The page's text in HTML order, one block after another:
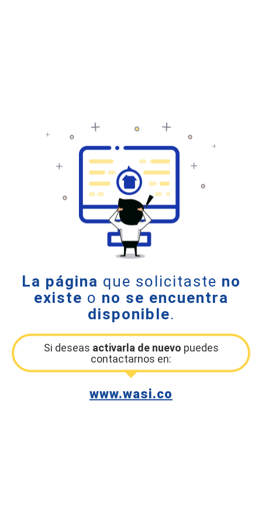
La página que solicitaste no
existe o no se encuentra
disponible.
Si deseas activarla de nuevo puedes
contactarnos en:
www.wasi.co